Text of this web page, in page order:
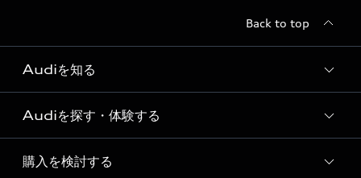
Back to top
Audiを知る
Audi ブランド
Story of Progress
Audiを探す・体験する
ディーラー検索
購入を検討する